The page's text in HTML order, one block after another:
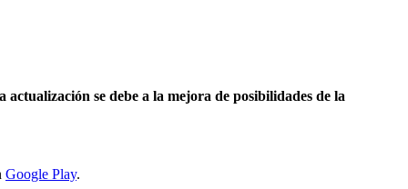
actualización se debe a la mejora de posibilidades de la
Google Play.